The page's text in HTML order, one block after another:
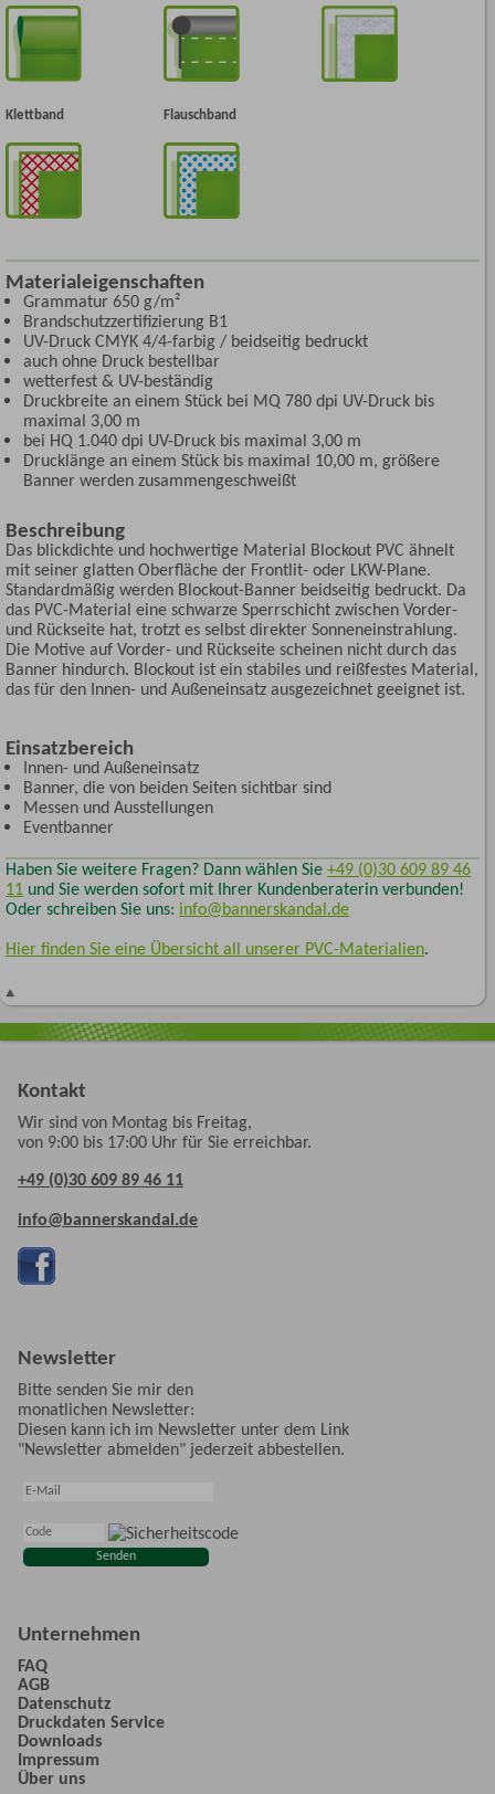
Klettband Flauschband
Materialeigenschaften
Grammatur 650 g/m²
Brandschutzzertifizierung B1
UV-Druck CMYK 4/4-farbig / beidseitig bedruckt
auch ohne Druck bestellbar
wetterfest & UV-beständig
Druckbreite an einem Stück bei MQ 780 dpi UV-Druck bis
maximal 3,00 m
bei HQ 1.040 dpi UV-Druck bis maximal 3,00 m
Drucklänge an einem Stück bis maximal 10,00 m, größere
Banner werden zusammengeschweißt
Beschreibung
Das blickdichte und hochwertige Material Blockout PVC ähnelt
mit seiner glatten Oberfläche der Frontlit- oder LKW-Plane.
Standardmäßig werden Blockout-Banner beidseitig bedruckt. Da
das PVC-Material eine schwarze Sperrschicht zwischen Vorder-
und Rückseite hat, trotzt es selbst direkter Sonneneinstrahlung.
Die Motive auf Vorder- und Rückseite scheinen nicht durch das
Banner hindurch. Blockout ist ein stabiles und reißfestes Material,
das für den Innen- und Außeneinsatz ausgezeichnet geeignet ist.
Einsatzbereich
Innen- und Außeneinsatz
Banner, die von beiden Seiten sichtbar sind
Messen und Ausstellungen
Eventbanner
Haben Sie weitere Fragen? Dann wählen Sie+49 (0)30 609 89 46
11 und Sie werden sofort mit Ihrer Kundenberaterin verbunden!
Oder schreiben Sie uns: info@bannerskandal.de
Hier finden Sie eine Übersicht all unserer PVC-Materialien.
Kontakt
Wir sind von Montag bis Freitag,
von 9:00 bis 17:00 Uhr für Sie erreichbar.
+49 (0)30 609 89 46 11
info@bannerskandal.de
Newsletter
Bitte senden Sie mir den
monatlichen Newsletter:
Diesen kann ich im Newsletter unter dem Link
"Newsletter abmelden" jederzeit abbestellen.
Unternehmen
FAQ
AGB
Datenschutz
Druckdaten Service
Downloads
Impressum
Über uns